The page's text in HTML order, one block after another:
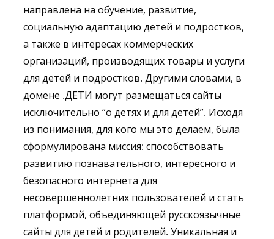
направлена на обучение, развитие,
социальную адаптацию детей и подростков,
а также в интересах коммерческих
организаций, производящих товары и услуги
для детей и подростков. Другими словами, в
домене .ДЕТИ могут размещаться сайты
исключительно “о детях и для детей”. Исходя
из понимания, для кого мы это делаем, была
сформулирована миссия: способствовать
развитию познавательного, интересного и
безопасного интернета для
несовершеннолетних пользователей и стать
платформой, объединяющей русскоязычные
сайты для детей и родителей. Уникальная и